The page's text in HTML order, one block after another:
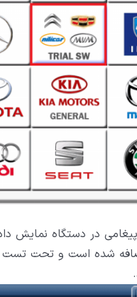
در دستگاه نمایش
شده است و تحت تست